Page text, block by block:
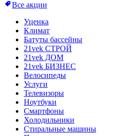
Все акции
Уценка
Климат
Батуты бассейны
21vek СТРОЙ
21vek ДОМ
21vek БИЗНЕС
Велосипеды
Услуги
Телевизоры
Ноутбуки
Смартфоны
Холодильники
Стиральные машины